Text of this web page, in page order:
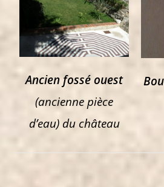
Ancien fossé ouest
(ancienne pièce
d’eau) du château